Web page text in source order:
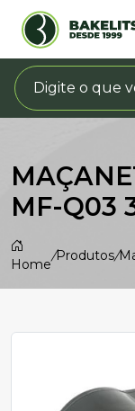
MF-Q03
Home
/Produtos/